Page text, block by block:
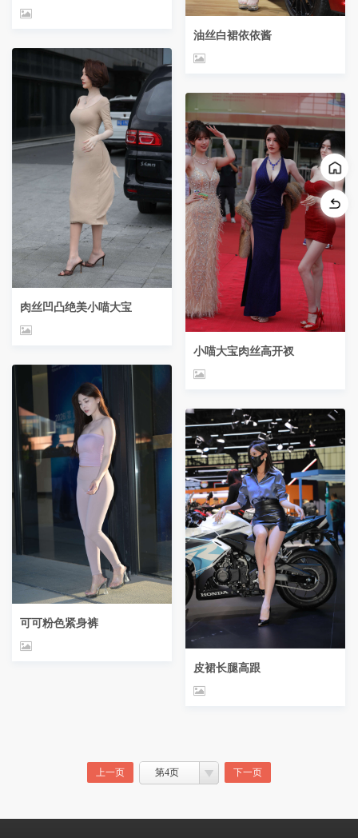
肉丝凹凸绝美小喵大宝
可可粉色紧身裤
油丝白裙依依酱
小喵大宝肉丝高开衩
皮裙长腿高跟
上一页 第4页 下一页